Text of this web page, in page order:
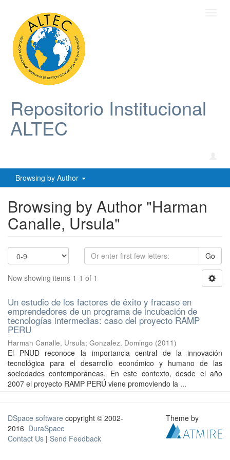
Repositorio Institucional
ALTEC
Browsing by Author
Browsing by Author "Harman
Canalle, Ursula"
Go
Now showing items 1-1 of 1
Un estudio de los factores de éxito y fracaso en
emprendedores de un programa de incubación de
tecnologías intermedias: caso del proyecto RAMP
PERU
Harman Canalle, Ursula; Gonzalez, Domingo (2011)
El PNUD reconoce la importancia central de la innovación
tecnológica para el desarrollo económico y humano de las
sociedades contemporáneas. En este contexto, desde el año
2007 el proyecto RAMP PERÚ viene promoviendo la ...
DSpace software copyright © 2002-
2016 DuraSpace
Contact Us | Send Feedback
Theme by